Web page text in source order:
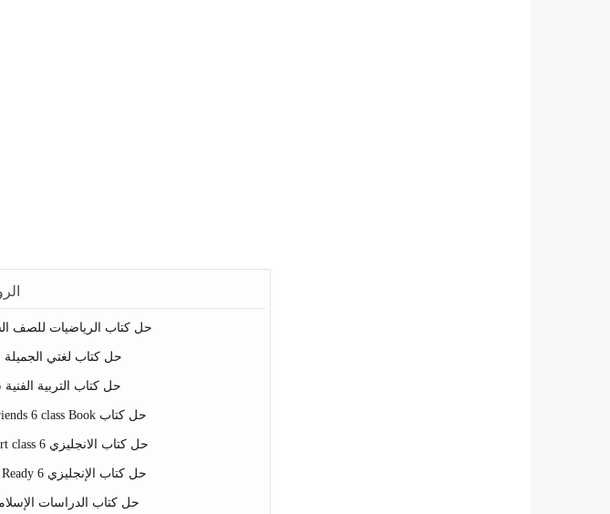
حل كتاب الرياضيات للصف
حل كتاب لغتي الجميلة
حل كتاب التربية الفنية
حل كتاب Family and Friends 6 class Book سادس ابتدائي
حل كتاب الانجليزي Smart class 6 سادس ابتدائي ف2 1442
حل كتاب الإنجليزي Get Ready 6 سادس ابتدائي ف2 1442
حل كتاب الدراسات